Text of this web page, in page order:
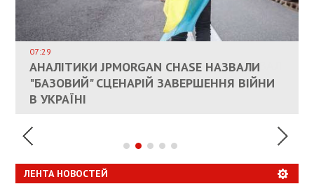
КАНДИДАТ В ПРЕМЬЕРЫ ПОЛЬШИ ПРИЗВАЛ
ЕС ПРЕКРАТИТЬ ВОЕННУЮ ПОМОЩЬ
УКРАИНЕ
07:29
АНАЛІТИКИ JPMORGAN CHASE НАЗВАЛИ
"БАЗОВИЙ" СЦЕНАРІЙ ЗАВЕРШЕННЯ ВІЙНИ
В УКРАЇНІ
ВЛАСНИКАМ ЗРУЙНОВАНОГО ЖИТЛА
ДОЗВОЛИЛИ НЕ ПЛАТИТИ ЗА КОМУНАЛКУ
ИНТЕГРАЦИЯ УКРАИНЫ В НАТО ВРЯД ЛИ
СОСТОИТСЯ В БЛИЖАЙШЕЕ ВРЕМЯ, –
РЮТТЕ
ПАЛИВНИЙ РИНОК РОЗІГРІЛИ ШТУЧНО:
АНАЛІТИКИ ЗВИНУВАТИЛИ АЗС У
СПЕКУЛЯЦІЇ
ЛЕНТА НОВОСТЕЙ